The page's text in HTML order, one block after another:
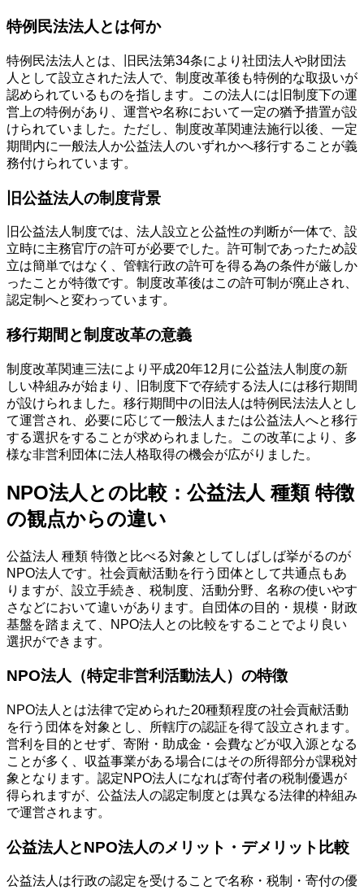
特例民法法人とは何か
特例民法法人とは、旧民法第34条により社団法人や財団法
人として設立された法人で、制度改革後も特例的な取扱いが
認められているものを指します。この法人には旧制度下の運
営上の特例があり、運営や名称において一定の猶予措置が設
けられていました。ただし、制度改革関連法施行以後、一定
期間内に一般法人か公益法人のいずれかへ移行することが義
務付けられています。
旧公益法人の制度背景
旧公益法人制度では、法人設立と公益性の判断が一体で、設
立時に主務官庁の許可が必要でした。許可制であったため設
立は簡単ではなく、管轄行政の許可を得る為の条件が厳しか
ったことが特徴です。制度改革後はこの許可制が廃止され、
認定制へと変わっています。
移行期間と制度改革の意義
制度改革関連三法により平成20年12月に公益法人制度の新
しい枠組みが始まり、旧制度下で存続する法人には移行期間
が設けられました。移行期間中の旧法人は特例民法法人とし
て運営され、必要に応じて一般法人または公益法人へと移行
する選択をすることが求められました。この改革により、多
様な非営利団体に法人格取得の機会が広がりました。
NPO法人との比較：公益法人 種類 特徴
の観点からの違い
公益法人 種類 特徴と比べる対象としてしばしば挙がるのが
NPO法人です。社会貢献活動を行う団体として共通点もあ
りますが、設立手続き、税制度、活動分野、名称の使いやす
さなどにおいて違いがあります。自団体の目的・規模・財政
基盤を踏まえて、NPO法人との比較をすることでより良い
選択ができます。
NPO法人（特定非営利活動法人）の特徴
NPO法人とは法律で定められた20種類程度の社会貢献活動
を行う団体を対象とし、所轄庁の認証を得て設立されます。
営利を目的とせず、寄附・助成金・会費などが収入源となる
ことが多く、収益事業がある場合にはその所得部分が課税対
象となります。認定NPO法人になれば寄付者の税制優遇が
得られますが、公益法人の認定制度とは異なる法律的枠組み
で運営されます。
公益法人とNPO法人のメリット・デメリット比較
公益法人は行政の認定を受けることで名称・税制・寄付の優